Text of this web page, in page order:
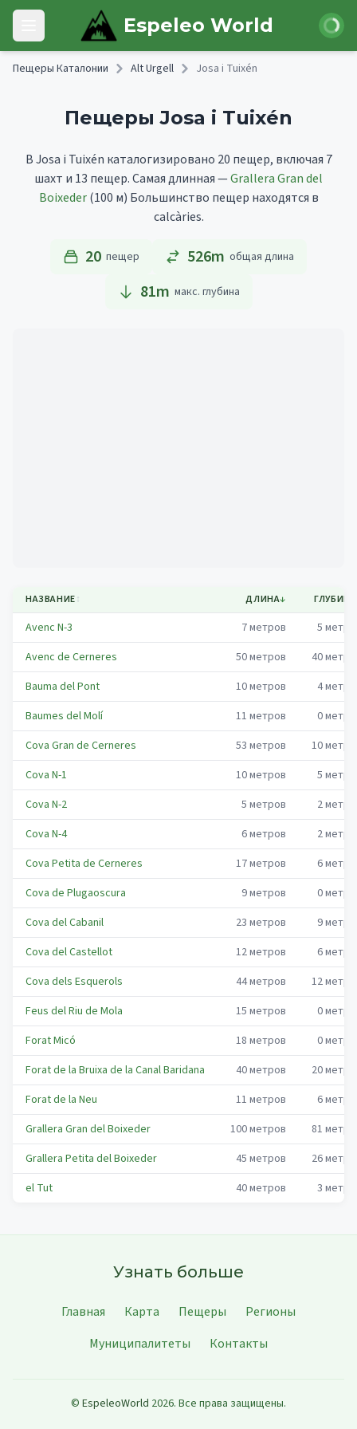
Skip to main content
Open main menu Espeleo World Войти
Пещеры Каталонии Alt Urgell Josa i Tuixén
Пещеры Josa i Tuixén
В Josa i Tuixén каталогизировано 20 пещер, включая 7
шахт и 13 пещер.Самая длинная —Grallera Gran del
Boixeder(100 м) Большинство пещер находятся в
calcàries.
20 пещер 526m общая длина
81m макс. глубина
НАЗВАНИЕ↕ ДЛИНА↓ ГЛУБИНА
Avenc N-3 7метров 5
Avenc de Cerneres
50метров 40
Bauma del Pont
10метров 4
Baumes del Molí
11 метров 0
Cova Gran de Cerneres
53 метров 10
Cova N-1
10метров 5
Cova N-2
5 метров 2
Cova N-4
6метров 2
Cova Petita de Cerneres
17метров 6
Cova de Plugaoscura
9метров 0
Cova del Cabanil
23 метров 9
Cova del Castellot
12метров 6
Cova dels Esquerols
44метров 12
Feus del Riu de Mola
15 метров 0
Forat Micó
18 метров 0
Forat de la Bruixa de la Canal Baridana
40метров 20
Forat de la Neu
11 метров 6
Grallera Gran del Boixeder
100метров 81
Grallera Petita del Boixeder
45 метров 26
el Tut
40метров 3
Узнать больше
Главная Карта Пещеры
Регионы
Муниципалитеты
Контакты
© EspeleoWorld 2026. Все права защищены.